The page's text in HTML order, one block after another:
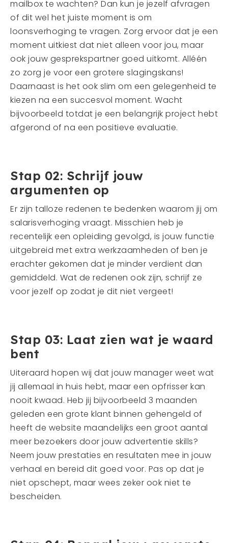
mailbox te wachten? Dan kun je jezelf afvragen
of dit wel het juiste moment is om
loonsverhoging te vragen. Zorg ervoor dat je een
moment uitkiest dat niet alleen voor jou, maar
ook jouw gesprekspartner goed uitkomt. Alléén
zo zorg je voor een grotere slagingskans!
Daarnaast is het ook slim om een gelegenheid te
kiezen na een succesvol moment. Wacht
bijvoorbeeld totdat je een belangrijk project hebt
afgerond of na een positieve evaluatie.
Stap 02: Schrijf jouw
argumenten op
Er zijn talloze redenen te bedenken waarom jij om
salarisverhoging vraagt. Misschien heb je
recentelijk een opleiding gevolgd, is jouw functie
uitgebreid met extra werkzaamheden of ben je
erachter gekomen dat je minder verdient dan
gemiddeld. Wat de redenen ook zijn, schrijf ze
voor jezelf op zodat je dit niet vergeet!
Stap 03: Laat zien wat je waard
bent
Uiteraard hopen wij dat jouw manager weet wat
jij allemaal in huis hebt, maar een opfrisser kan
nooit kwaad. Heb jij bijvoorbeeld 3 maanden
geleden een grote klant binnen gehengeld of
heeft de website maandelijks een groot aantal
meer bezoekers door jouw advertentie skills?
Neem jouw prestaties en resultaten mee in jouw
verhaal en bereid dit goed voor. Pas op dat je
niet opschept, maar wees zeker ook niet te
bescheiden.